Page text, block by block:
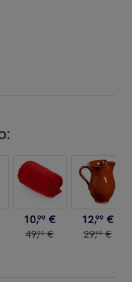
10,99 €
49,00 €
12,99 €
29,99 €